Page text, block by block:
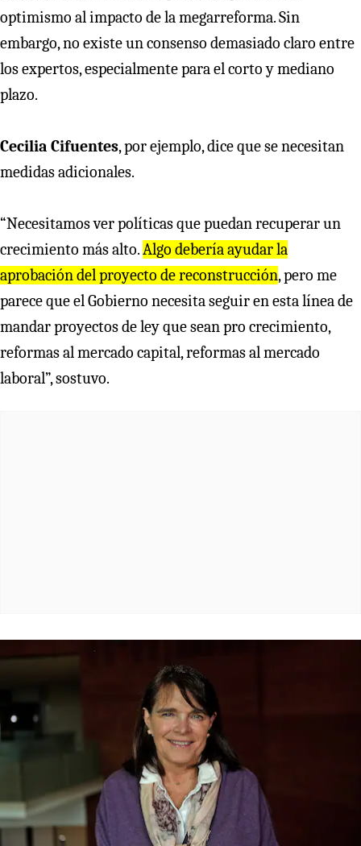
optimismo al impacto de la megarreforma. Sin
embargo, no existe un consenso demasiado claro entre
los expertos, especialmente para el corto y mediano
plazo.
Cecilia Cifuentes, por ejemplo, dice que se necesitan
medidas adicionales.
“Necesitamos ver políticas que puedan recuperar un
crecimiento más alto.Algo debería ayudar la
aprobación del proyecto de reconstrucción, pero me
parece que el Gobierno necesita seguir en esta línea de
mandar proyectos de ley que sean pro crecimiento,
reformas al mercado capital, reformas al mercado
laboral”, sostuvo.